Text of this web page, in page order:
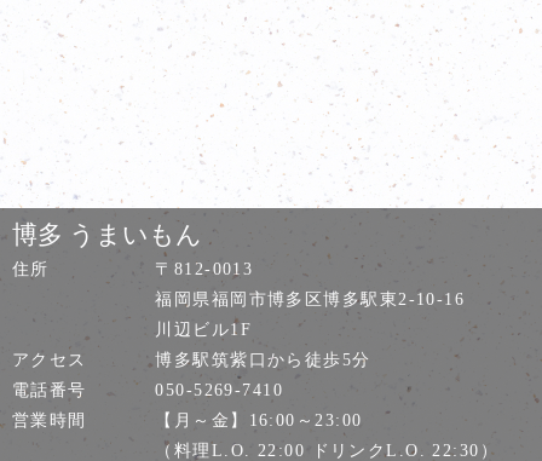
博多 うまいもん
住所
〒812-0013
福岡県福岡市博多区博多駅東2-10-16
川辺ビル1F
アクセス
博多駅筑紫口から徒歩5分
電話番号
050-5269-7410
営業時間
【月～金】16:00～23:00
（料理L.O. 22:00 ドリンクL.O. 22:30）